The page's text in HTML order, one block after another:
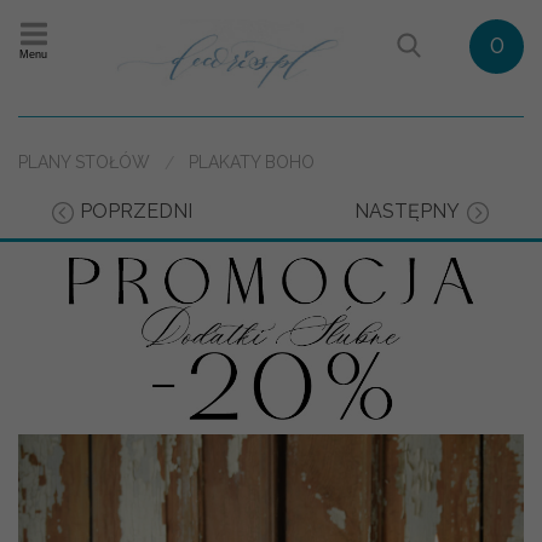
Menu 0
PLANY STOŁÓW PLAKATY BOHO
POPRZEDNI NASTĘPNY